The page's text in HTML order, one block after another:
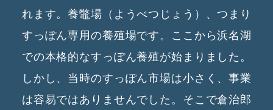
れます。養鼈場（ようべつじょう）、つまり
すっぽん専用の養殖場です。ここから浜名湖
での本格的なすっぽん養殖が始まりました。
しかし、当時のすっぽん市場は小さく、事業
は容易ではありませんでした。そこで倉治郎